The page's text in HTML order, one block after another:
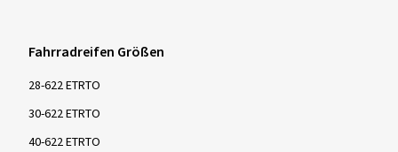
Fahrradreifen Größen
28-622 ETRTO
30-622 ETRTO
40-622 ETRTO